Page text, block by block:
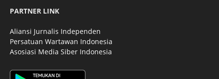
PARTNER LINK
Aliansi Jurnalis Independen
Persatuan Wartawan Indonesia
Asosiasi Media Siber Indonesia